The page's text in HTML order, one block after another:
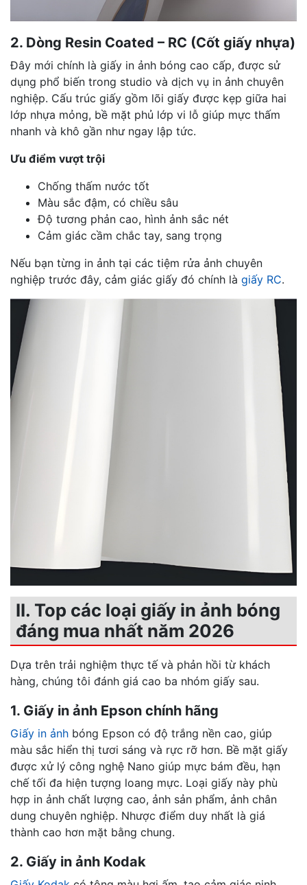
2. Dòng Resin Coated – RC (Cốt giấy nhựa)
Đây mới chính là giấy in ảnh bóng cao cấp, được sử
dụng phổ biến trong studio và dịch vụ in ảnh chuyên
nghiệp. Cấu trúc giấy gồm lõi giấy được kẹp giữa hai
lớp nhựa mỏng, bề mặt phủ lớp vi lỗ giúp mực thấm
nhanh và khô gần như ngay lập tức.
Ưu điểm vượt trội
Chống thấm nước tốt
Màu sắc đậm, có chiều sâu
Độ tương phản cao, hình ảnh sắc nét
Cảm giác cầm chắc tay, sang trọng
Nếu bạn từng in ảnh tại các tiệm rửa ảnh chuyên
nghiệp trước đây, cảm giác giấy đó chính là giấy RC.
II. Top các loại giấy in ảnh bóng
đáng mua nhất năm 2026
Dựa trên trải nghiệm thực tế và phản hồi từ khách
hàng, chúng tôi đánh giá cao ba nhóm giấy sau.
1. Giấy in ảnh Epson chính hãng
Giấy in ảnh bóng Epson có độ trắng nền cao, giúp
màu sắc hiển thị tươi sáng và rực rỡ hơn. Bề mặt giấy
được xử lý công nghệ Nano giúp mực bám đều, hạn
chế tối đa hiện tượng loang mực. Loại giấy này phù
hợp in ảnh chất lượng cao, ảnh sản phẩm, ảnh chân
dung chuyên nghiệp. Nhược điểm duy nhất là giá
thành cao hơn mặt bằng chung.
2. Giấy in ảnh Kodak